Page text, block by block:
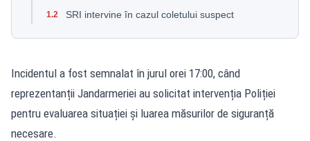
1.2 SRI intervine în cazul coletului suspect
Incidentul a fost semnalat în jurul orei 17:00, când
reprezentanții Jandarmeriei au solicitat intervenția Poliției
pentru evaluarea situației și luarea măsurilor de siguranță
necesare.